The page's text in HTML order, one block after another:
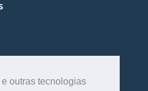
outras tecnologias